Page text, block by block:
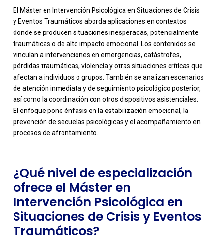
El Máster en Intervención Psicológica en Situaciones de Crisis
y Eventos Traumáticos aborda aplicaciones en contextos
donde se producen situaciones inesperadas, potencialmente
traumáticas o de alto impacto emocional. Los contenidos se
vinculan a intervenciones en emergencias, catástrofes,
pérdidas traumáticas, violencia y otras situaciones críticas que
afectan a individuos o grupos. También se analizan escenarios
de atención inmediata y de seguimiento psicológico posterior,
así como la coordinación con otros dispositivos asistenciales.
El enfoque pone énfasis en la estabilización emocional, la
prevención de secuelas psicológicas y el acompañamiento en
procesos de afrontamiento.
-
¿Qué nivel de especialización
ofrece el Máster en
Intervención Psicológica en
Situaciones de Crisis y Eventos
Traumáticos?